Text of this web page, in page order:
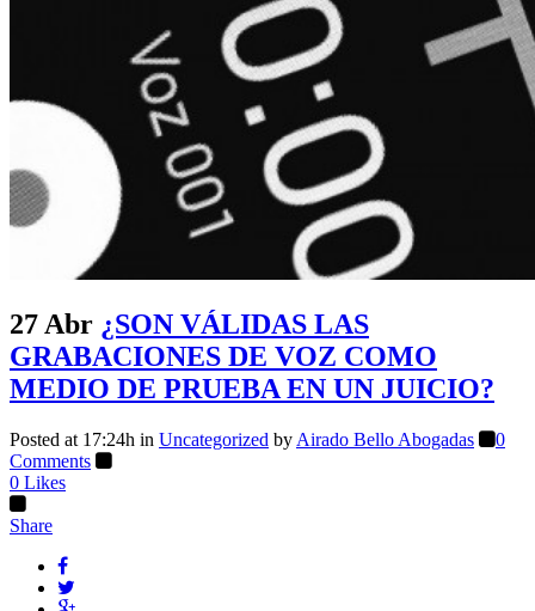
27 Abr ¿SON VÁLIDAS LAS
GRABACIONES DE VOZ COMO
MEDIO DE PRUEBA EN UN JUICIO?
Posted at 17:24h in Uncategorized by Airado Bello Abogadas
0
Comments
0 Likes
Share